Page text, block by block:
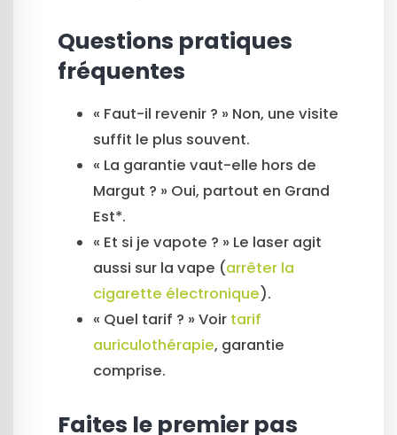
Questions pratiques
fréquentes
« Faut-il revenir ? » Non, une visite
suffit le plus souvent.
« La garantie vaut-elle hors de
Margut ? » Oui, partout en Grand
Est*.
« Et si je vapote ? » Le laser agit
aussi sur la vape (arrêter la
cigarette électronique).
« Quel tarif ? » Voir tarif
auriculothérapie, garantie
comprise.
Faites le premier pas